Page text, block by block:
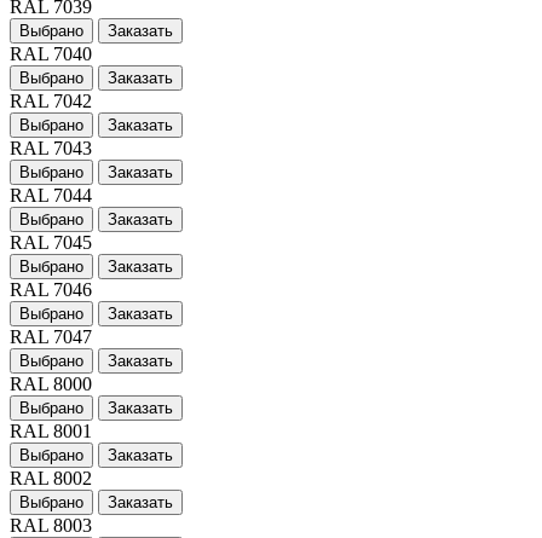
RAL 7039
Выбрано Заказать
RAL 7040
Выбрано Заказать
RAL 7042
Выбрано Заказать
RAL 7043
Выбрано Заказать
RAL 7044
Выбрано Заказать
RAL 7045
Выбрано Заказать
RAL 7046
Выбрано Заказать
RAL 7047
Выбрано Заказать
RAL 8000
Выбрано Заказать
RAL 8001
Выбрано Заказать
RAL 8002
Выбрано Заказать
RAL 8003